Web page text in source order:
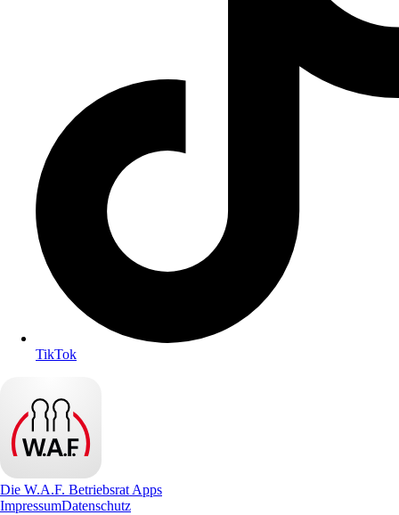
TikTok
Die W.A.F. Betriebsrat Apps
ImpressumDatenschutz